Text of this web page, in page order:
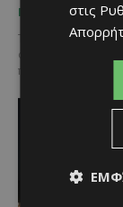
ΠΡΌΣΩΠΑ
Τι γίνεται όταν
σουπερμάρκετ της
πανέρι γεμάτο
στις